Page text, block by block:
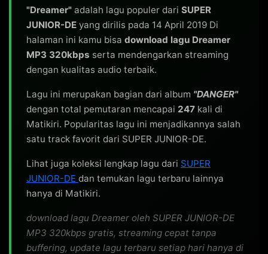
"Dreamer" adalah lagu populer dari SUPER
JUNIOR-DE yang dirilis pada 14 April 2019 Di
halaman ini kamu bisa download lagu Dreamer
MP3 320kbps serta mendengarkan streaming
dengan kualitas audio terbaik.
Lagu ini merupakan bagian dari album "DANGER"
dengan total pemutaran mencapai 247 kali di
Matikiri. Popularitas lagu ini menjadikannya salah
satu track favorit dari SUPER JUNIOR-DE.
Lihat juga koleksi lengkap lagu dari SUPER
JUNIOR-DE dan temukan lagu terbaru lainnya
hanya di Matikiri.
download lagu Dreamer oleh SUPER JUNIOR-DE
MP3 320kbps gratis, streaming cepat tanpa
buffering, update lagu terbaru setiap hari hanya di